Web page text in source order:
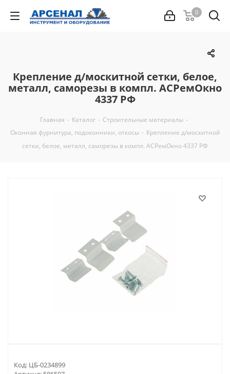
0
Крепление д/москитной сетки, белое,
металл, саморезы в компл. АСРемОкно
4337 РФ
Главная - Каталог - Строительные материалы -
Оконная фурнитура, подоконники, откосы - Крепление д/москитной
сетки, белое, металл, саморезы в компл. АСРемОкно 4337 РФ
Код: ЦБ-0234899